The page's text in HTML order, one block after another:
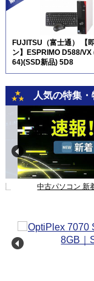
FUJITSU（富士通） 【
ン】ESPRIMO D588/
64)(SSD新品) 5D8
人気の特集
中古パソコン 新